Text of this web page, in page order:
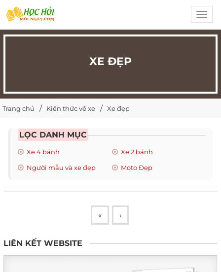
XE ĐẸP
Trang chủ Kiến thức về xe Xe đẹp
LỌC DANH MỤC
Xe 4 bánh
Xe 2 bánh
Người mẫu và xe đẹp
Moto Đẹp
« ‹
LIÊN KẾT WEBSITE